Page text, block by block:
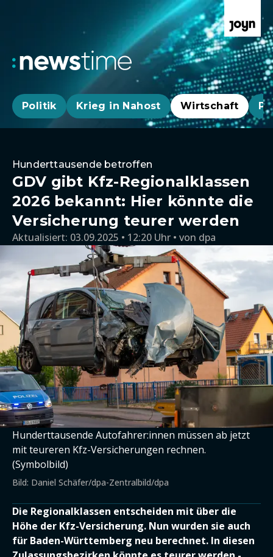
Politik Krieg in Nahost Wirtschaft
Hunderttausende betroffen
GDV gibt Kfz-Regionalklassen
2026 bekannt: Hier könnte die
Versicherung teurer werden
Aktualisiert: 03.09.2025 • 12:20 Uhr von dpa
Hunderttausende Autofahrer:innen müssen ab jetzt
mit teureren Kfz-Versicherungen rechnen.
(Symbolbild)
Bild: Daniel Schäfer/dpa-Zentralbild/dpa
Die Regionalklassen entscheiden mit über die
Höhe der Kfz-Versicherung. Nun wurden sie auch
für Baden-Württemberg neu berechnet. In diesen